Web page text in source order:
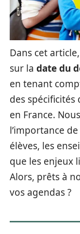
Dans cet
sur la date du
en tenant
des spécificités
en France.
l’importance
élèves, les
que les enjeux
Alors, prêts à
vos agendas ?